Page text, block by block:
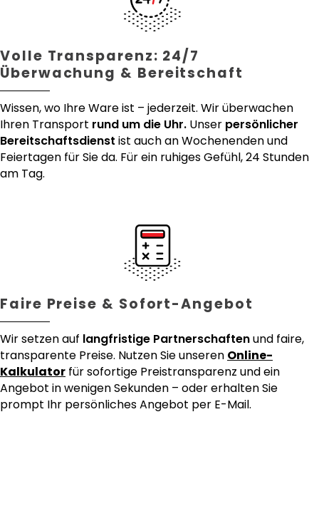
Volle Transparenz: 24/7
Überwachung & Bereitschaft
Wissen, wo Ihre Ware ist – jederzeit. Wir überwachen
Ihren Transport rund um die Uhr. Unser persönlicher
Bereitschaftsdienst ist auch an Wochenenden und
Feiertagen für Sie da. Für ein ruhiges Gefühl, 24 Stunden
am Tag.
Faire Preise & Sofort-Angebot
Wir setzen auf langfristige Partnerschaftenund faire,
transparente Preise. Nutzen Sie unseren Online-
Kalkulator für sofortige Preistransparenz und ein
Angebot in wenigen Sekunden – oder erhalten Sie
prompt Ihr persönliches Angebot per E-Mail.